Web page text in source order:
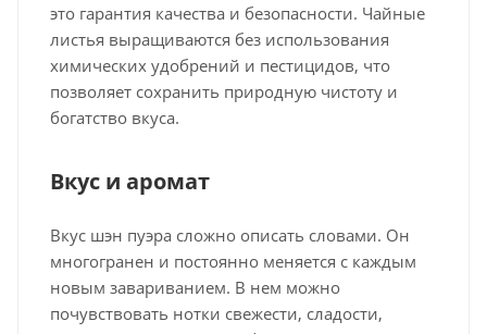
это гарантия качества и безопасности. Чайные
листья выращиваются без использования
химических удобрений и пестицидов, что
позволяет сохранить природную чистоту и
богатство вкуса.
Вкус и аромат
Вкус шэн пуэра сложно описать словами. Он
многогранен и постоянно меняется с каждым
новым завариванием. В нем можно
почувствовать нотки свежести, сладости,